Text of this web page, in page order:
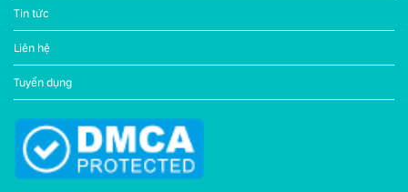
Tin tức
Liên hệ
Tuyển dụng